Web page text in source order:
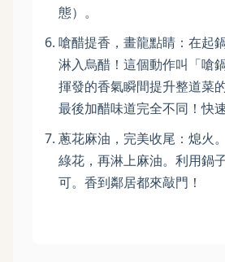
態）。
嗆醋提香，畫龍點睛：在起
淋入烏醋！這個動作叫「嗆
揮發的香氣瞬間提升整道菜
最後加醋味道完全不同！快
蔥花麻油，完美收尾：熄火
綠花，再淋上麻油。利用鍋
可。香到鄰居都來敲門！